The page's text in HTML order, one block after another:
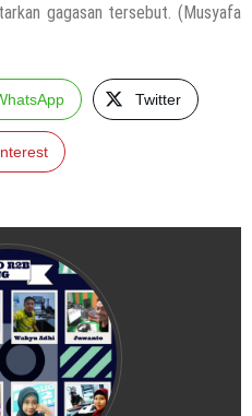
gagasan tersebut. (Musyafa
Twitter